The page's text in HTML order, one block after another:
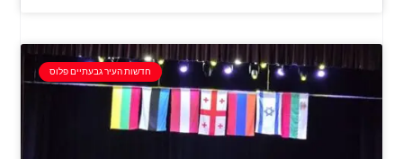
חדשות העיר גבעתיים פלוס